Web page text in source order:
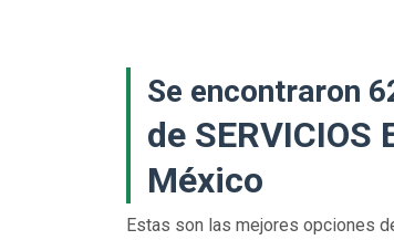
Se encontraron
de SERVICIOS
México
Estas son las mejores opciones